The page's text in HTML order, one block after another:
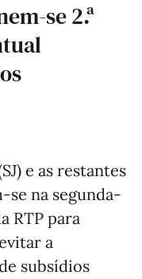
se 2.ª
e as restantes
na segunda-
RTP para
a
subsídios